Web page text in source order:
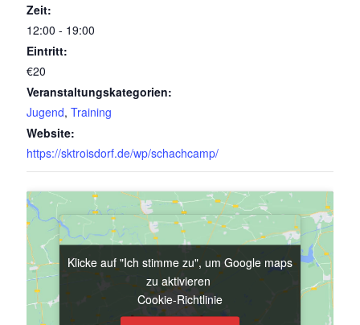
Zeit:
12:00 - 19:00
Eintritt:
€20
Veranstaltungskategorien:
Jugend, Training
Website:
https://sktroisdorf.de/wp/schachcamp/
Klicke auf "Ich stimme zu", um Google maps
zu aktivieren
Cookie-Richtlinie
Klicke auf "Ich stimme zu", um Google maps
zu aktivieren
Cookie-Richtlinie